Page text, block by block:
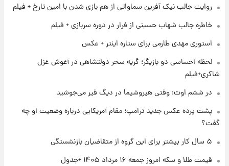
۱ روز پیش
شارژ جدید کالابرگ برای سه دهک؛ جزئیات اعلام
شد
شرایط تازه فروش اقساطی سایپا اعلام شد؛
شاهین، کوییک، اطلس، سهند و ساینا با اقساط
بلندمدت + جدول
قیمت سکه و طلا فردا
روایت جالب نیک آفرین سماواتی از هم بازی شدن با امین تارخ + فیلم
خاطره جالب شهاب حسینی از فرار در دوره سربازی + فیلم
استوری مهدی طارمی برای ستاره اینتر + عکس
لحظه احساسی دو بازیگر؛ گریه سحر دولتشاهی در آغوش غزل
شاکری+فیلم
در ششم اوت؛ وقتی هیروشیما در دیگ قیر می‌جوشید
پشت پرده عکس جدید ترامپ؛ مقام آمریکایی درباره وضعیت او چه
گفت؟
۵ سال کار بیشتر برای این گروه از متقاضیان بازنشستگی
قیمت طلا و سکه امروز جمعه ۱۶ مرداد ۱۴۰۵ +جدول